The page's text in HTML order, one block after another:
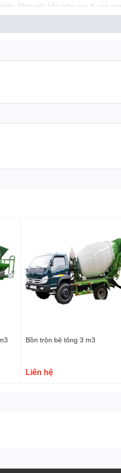
Nhờ việc bồn trộn vừa đi vừa
tìm hiểu về Bồn trộn bê tông thủy
Bồn trộn bê tông 3 m3
Liên hệ